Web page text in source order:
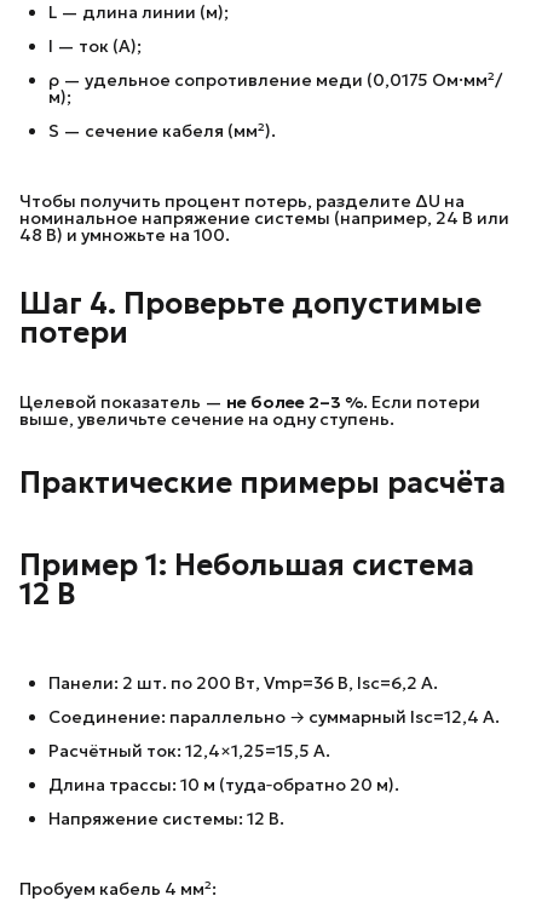
L — длина линии (м);
I — ток (А);
ρ — удельное сопротивление меди (0,0175 Ом·мм²/
м);
S — сечение кабеля (мм²).
Чтобы получить процент потерь, разделите ΔU на
номинальное напряжение системы (например, 24 В или
48 В) и умножьте на 100.
Шаг 4. Проверьте допустимые
потери
Целевой показатель — не более 2–3 %. Если потери
выше, увеличьте сечение на одну ступень.
Практические примеры расчёта
Пример 1: Небольшая система
12 В
Панели: 2 шт. по 200 Вт, Vmp​=36 В, Isc​=6,2 А.
Соединение: параллельно → суммарный Isc​=12,4 А.
Расчётный ток: 12,4×1,25=15,5 А.
Длина трассы: 10 м (туда‑обратно 20 м).
Напряжение системы: 12 В.
Пробуем кабель 4 мм²: